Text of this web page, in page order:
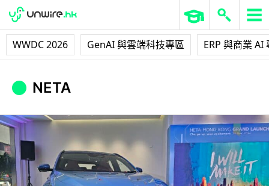
WWDC 2026 GenAI 與雲端科技專區 ERP 與商業 AI
NETA